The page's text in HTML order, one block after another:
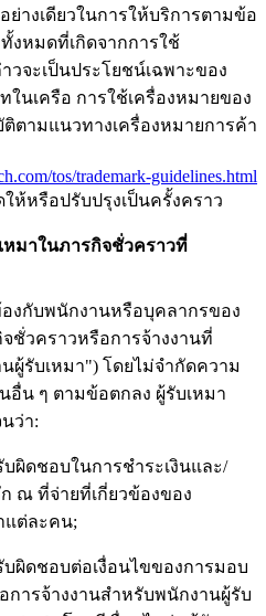
ย่างเดียวในการให้บริการตามข้อ
งหมดที่เกิดจากการใช้
วจะเป็นประโยชน์เฉพาะของ
ในเครือ การใช้เครื่องหมายของ
ตามแนวทางเครื่องหมายการค้า
tos/trademark-guidelines.html
ให้หรือปรับปรุงเป็นครั้งคราว
หมาในภารกิจชั่วคราวที่
องกับพนักงานหรือบุคลากรของ
ชั่วคราวหรือการจ้างงานที่
นผู้รับเหมา") โดยไม่จำกัดความ
อื่น ๆ ตามข้อตกลง ผู้รับเหมา
ว่า:
บผิดชอบในการชำระเงินและ/
ณ ที่จ่ายที่เกี่ยวข้องของ
แต่ละคน;
บผิดชอบต่อเงื่อนไขของการมอบ
การจ้างงานสำหรับพนักงานผู้รับ